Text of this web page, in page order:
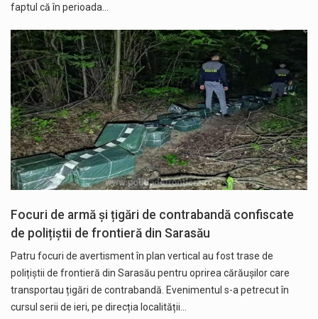
faptul că în perioada…
Focuri de armă și țigări de contrabandă confiscate
de polițiștii de frontieră din Sarasău
Patru focuri de avertisment în plan vertical au fost trase de
polițiștii de frontieră din Sarasău pentru oprirea cărăușilor care
transportau țigări de contrabandă. Evenimentul s-a petrecut în
cursul serii de ieri, pe direcția localității…